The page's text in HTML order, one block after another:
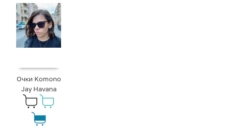
Очки Komono
Jay Havana